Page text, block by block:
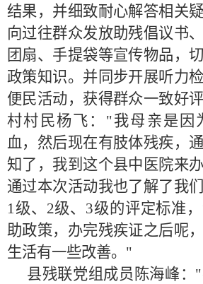
结果，并细致耐心解答相关
向过往群众发放助残倡议书
团扇、手提袋等宣传物品，
政策知识。并同步开展听力
便民活动，获得群众一致好
村村民杨飞："我母亲是因
血，然后现在有肢体残疾，
知了，我到这个县中医院来
通过本次活动我也了解了我
1级、2级、3级的评定标准
助政策，办完残疾证之后呢
生活有一些改善。"
县残联党组成员陈海峰：